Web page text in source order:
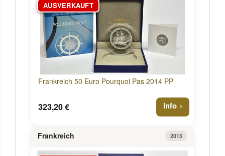
AUSVERKAUFT
Frankreich 50 Euro Pourquoi Pas 2014 PP
323,20 € Info
Frankreich 2015